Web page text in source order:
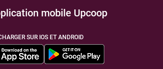
mobile Upcoop
SUR IOS ET ANDROID